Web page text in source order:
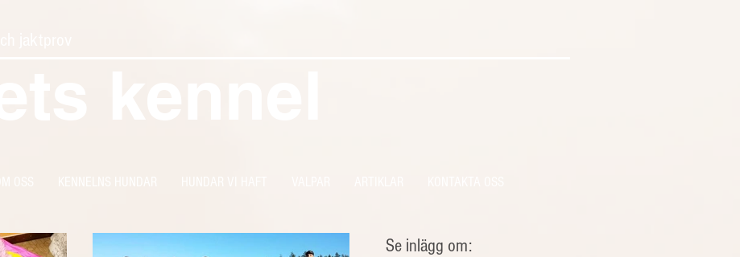
Se inlägg om: